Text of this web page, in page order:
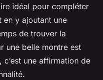
idéal pour compléter
y ajoutant une
de trouver la
une belle montre est
c’est une affirmation de